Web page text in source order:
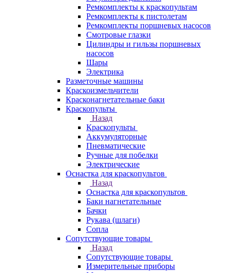
Ремкомплекты к краскопультам
Ремкомплекты к пистолетам
Ремкомплекты поршневых насосов
Смотровые глазки
Цилиндры и гильзы поршневых
насосов
Шары
Электрика
Разметочные машины
Краскоизмельчители
Красконагнетательные баки
Краскопульты
Назад
Краскопульты
Аккумуляторные
Пневматические
Ручные для побелки
Электрические
Оснастка для краскопультов
Назад
Оснастка для краскопультов
Баки нагнетательные
Бачки
Рукава (шлаги)
Сопла
Сопутствующие товары
Назад
Сопутствующие товары
Измерительные приборы